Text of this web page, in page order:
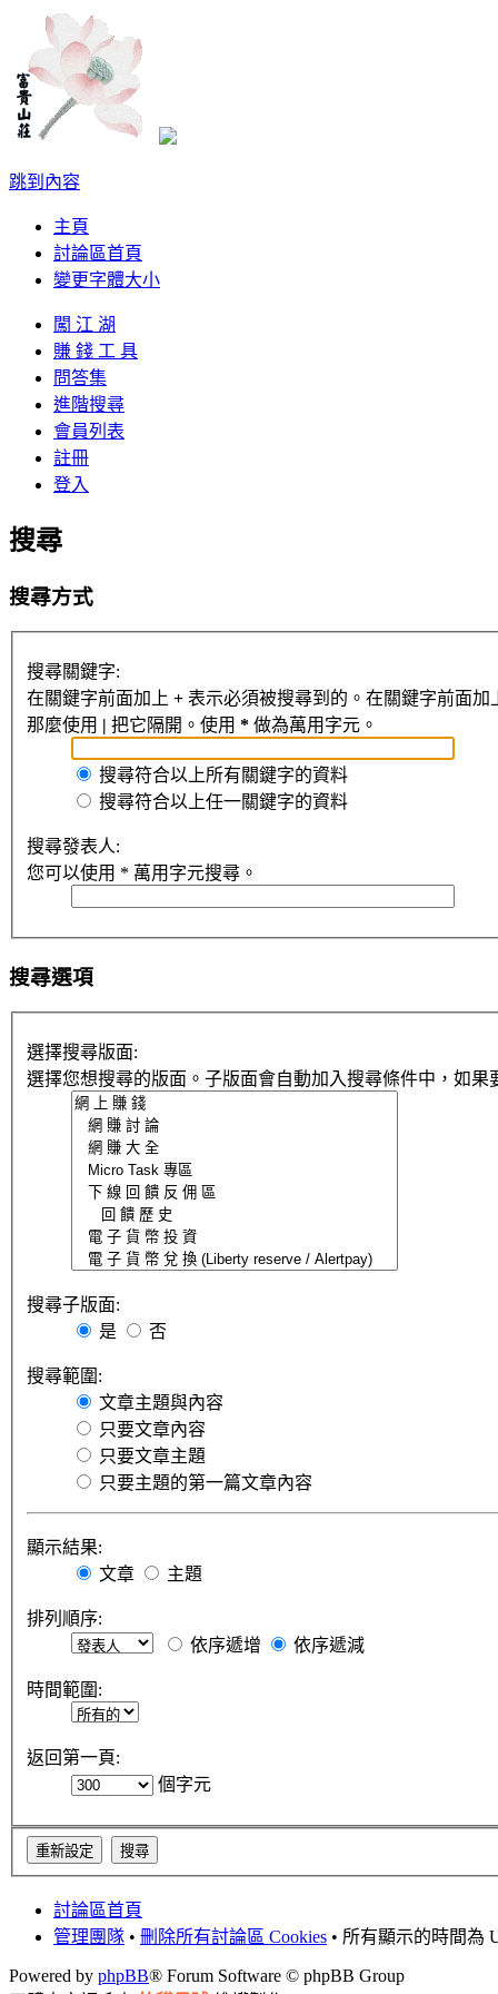
跳到內容
主頁
討論區首頁
變更字體大小
闖 江 湖
賺 錢 工 具
問答集
進階搜尋
會員列表
註冊
登入
搜尋
搜尋方式
搜尋關鍵字:
在關鍵字前面加上 + 表示必須被搜尋到的。在關鍵字前面加
那麼使用 | 把它隔開。使用 * 做為萬用字元。
搜尋符合以上所有關鍵字的資料
搜尋符合以上任一關鍵字的資料
搜尋發表人:
您可以使用 * 萬用字元搜尋。
搜尋選項
選擇搜尋版面:
選擇您想搜尋的版面。子版面會自動加入搜尋條件中，如
搜尋子版面:
是
否
搜尋範圍:
文章主題與內容
只要文章內容
只要文章主題
只要主題的第一篇文章內容
顯示結果:
文章
主題
排列順序:
依序遞增
依序遞減
時間範圍:
返回第一頁:
個字元
討論區首頁
管理團隊 • 刪除所有討論區 Cookies • 所有顯示的時間為
Powered by phpBB® Forum Software © phpBB Group